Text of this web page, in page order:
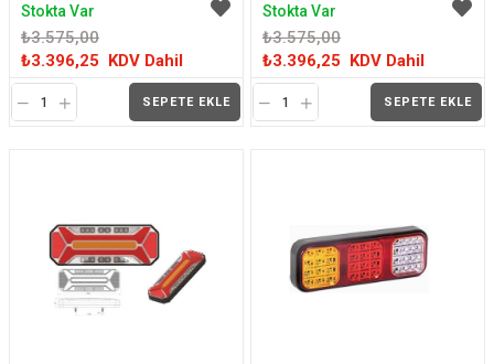
₺3.575,00
₺3.396,25 KDV Dahil
SEPETE EKLE
Stokta Var
₺3.575,00
₺3.396,25 KDV Dahil
SEPETE EKLE
Stokta Var